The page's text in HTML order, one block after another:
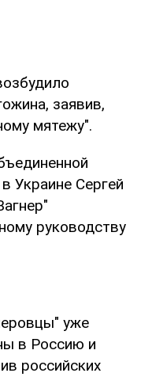
заявив,
мятежу".
Украине Сергей
руководству
уже
в Россию и
российских